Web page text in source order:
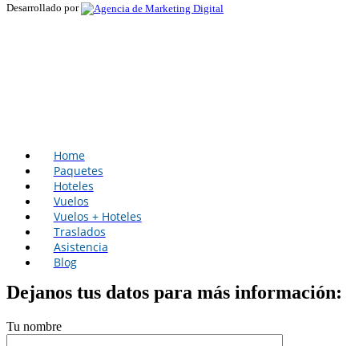
Desarrollado por
Home
Paquetes
Hoteles
Vuelos
Vuelos + Hoteles
Traslados
Asistencia
Blog
Dejanos tus datos para más información:
Tu nombre